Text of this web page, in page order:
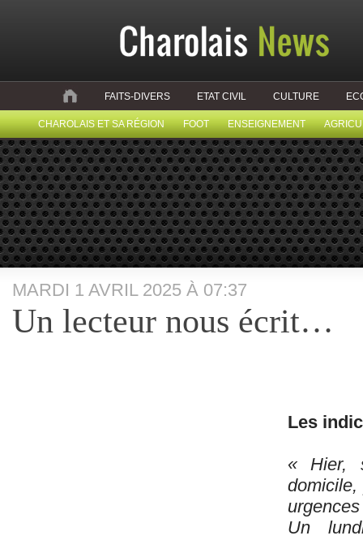
FAITS-DIVERS ETAT CIVIL CULTURE
CHAROLAIS ET SA RÉGION FOOT ENSEIGNEMENT
MARDI 1 AVRIL 2025 À 07:37
Un lecteur nous écrit…
Les
« Hier,
Un